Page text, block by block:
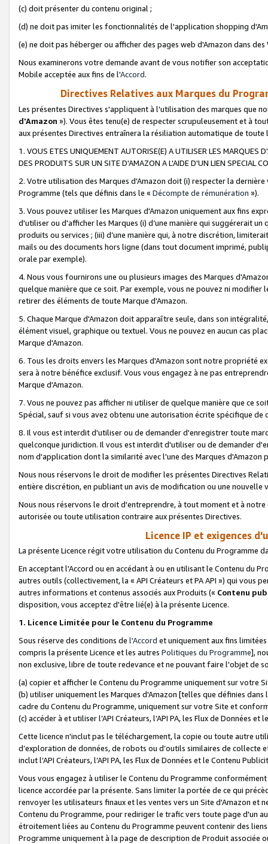
(c) doit présenter du contenu original ;
(d) ne doit pas imiter les fonctionnalités de l'application shopping
(e) ne doit pas héberger ou afficher des pages web d'Amazon dans
Nous examinerons votre demande avant de vous notifier son
Mobile acceptée aux fins de l'Accord.
Directives Relatives aux Marques du
Les présentes Directives s'appliquent à l'utilisation des marques que
d'Amazon »). Vous êtes tenu(e) de respecter scrupuleusement et à
aux présentes Directives entraînera la résiliation automatique de
1. VOUS ETES UNIQUEMENT AUTORISE(E) A UTILISER LES MARQUES
DES PRODUITS SUR UN SITE D'AMAZON A L'AIDE D'UN LIEN SPECIAL
2. Votre utilisation des Marques d'Amazon doit (i) respecter la
Programme (tels que définis dans le « Décompte de rémunération »).
3. Vous pouvez utiliser les Marques d'Amazon uniquement aux fins
d'utiliser ou d'afficher les Marques (i) d’une manière qui suggérerait
produits ou services ; (iii) d’une manière qui, à notre discrétion,
mails ou des documents hors ligne (dans tout document imprimé,
orale par exemple).
4. Nous vous fournirons une ou plusieurs images des Marques
quelque manière que ce soit. Par exemple, vous ne pouvez ni
retirer des éléments de toute Marque d'Amazon.
5. Chaque Marque d'Amazon doit apparaître seule, dans son
élément visuel, graphique ou textuel. Vous ne pouvez en aucun cas
Marque d'Amazon.
6. Tous les droits envers les Marques d'Amazon sont notre propriété
sera à notre bénéfice exclusif. Vous vous engagez à ne pas
Marque d'Amazon.
7. Vous ne pouvez pas afficher ni utiliser de quelque manière que ce
Spécial, sauf si vous avez obtenu une autorisation écrite spécifique de
8. Il vous est interdit d'utiliser ou de demander d'enregistrer toute
quelconque juridiction. Il vous est interdit d'utiliser ou de demander
nom d'application dont la similarité avec l'une des Marques
Nous nous réservons le droit de modifier les présentes Directives
entière discrétion, en publiant un avis de modification ou une nouvelle
Nous nous réservons le droit d'entreprendre, à tout moment et à
autorisée ou toute utilisation contraire aux présentes Directives.
Licence IP et exigences
La présente Licence régit votre utilisation du Contenu du Programme
En acceptant l'Accord ou en accédant à ou en utilisant le Contenu du
autres outils (collectivement, la « API Créateurs et PA API ») qui vous
autres informations et contenus associés aux Produits (« Contenu
disposition, vous acceptez d'être lié(e) à la présente Licence.
1. Licence Limitée pour le Contenu du Programme
Sous réserve des conditions de l'Accord et uniquement aux fins
compris la présente Licence et les autres Politiques du Programme],
non exclusive, libre de toute redevance et ne pouvant faire l'objet de
(a) copier et afficher le Contenu du Programme uniquement sur votre
(b) utiliser uniquement les Marques d'Amazon [telles que définies dans
cadre du Contenu du Programme, uniquement sur votre Site et
(c) accéder à et utiliser l’API Créateurs, l’API PA, les Flux de Données
Cette licence n'inclut pas le téléchargement, la copie ou toute autre
d’exploration de données, de robots ou d’outils similaires de
inclut l’API Créateurs, l’API PA, les Flux de Données et le Contenu
Vous vous engagez à utiliser le Contenu du Programme
licence accordée par la présente. Sans limiter la portée de ce qui
renvoyer les utilisateurs finaux et les ventes vers un Site d'Amazon et
Contenu du Programme, pour rediriger le trafic vers toute page d'un
étroitement liées au Contenu du Programme peuvent contenir des
Programme uniquement à la page de description de Produit associée